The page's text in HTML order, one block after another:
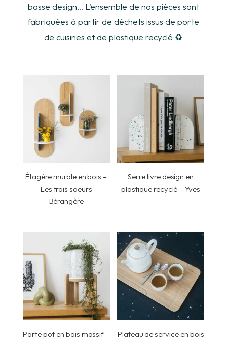
basse design… L’ensemble de nos pièces sont
fabriquées à partir de déchets issus de porte
de cuisines et de plastique recyclé ♻️
Étagère murale en bois –
Les trois soeurs
Bérangère
Serre livre design en
plastique recyclé – Yves
Porte pot en bois massif – Plateau de service en bois